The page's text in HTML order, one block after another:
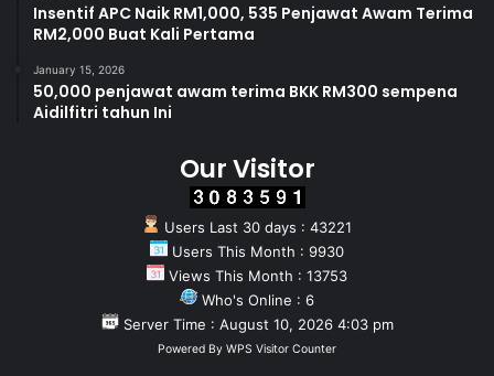
Insentif APC Naik RM1,000, 535 Penjawat Awam Terima
RM2,000 Buat Kali Pertama
January 15, 2026
50,000 penjawat awam terima BKK RM300 sempena
Aidilfitri tahun Ini
Our Visitor
Users Last 30 days : 43221
Users This Month : 9930
Views This Month : 13753
Who's Online : 6
Server Time : August 10, 2026 4:03 pm
Powered By WPS Visitor Counter